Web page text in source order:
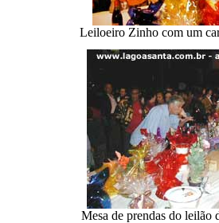
Leiloeiro Zinho com um
Mesa de prendas do leilão